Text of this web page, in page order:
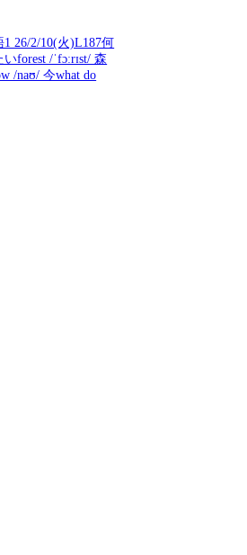
26/2/10(火)L187何
forest /ˈfɔːrɪst/ 森
/naʊ/ 今what do